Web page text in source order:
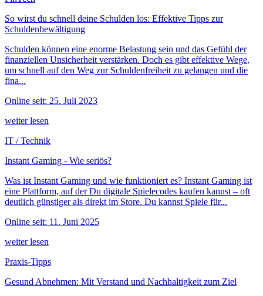
So wirst du schnell deine Schulden los: Effektive Tipps zur
Schuldenbewältigung
Schulden können eine enorme Belastung sein und das Gefühl der
finanziellen Unsicherheit verstärken. Doch es gibt effektive Wege,
um schnell auf den Weg zur Schuldenfreiheit zu gelangen und die
fina...
Online seit: 25. Juli 2023
weiter lesen
IT / Technik
Instant Gaming - Wie seriös?
Was ist Instant Gaming und wie funktioniert es? Instant Gaming ist
eine Plattform, auf der Du digitale Spielecodes kaufen kannst – oft
deutlich günstiger als direkt im Store. Du kannst Spiele für...
Online seit: 11. Juni 2025
weiter lesen
Praxis-Tipps
Gesund Abnehmen: Mit Verstand und Nachhaltigkeit zum Ziel